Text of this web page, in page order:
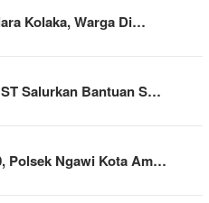
Kolaka, Warga Di…
Salurkan Bantuan S…
Polsek Ngawi Kota Am…